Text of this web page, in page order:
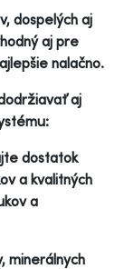
dospelých aj
aj pre
nalačno.
aj
dostatok
a kvalitných
a
minerálnych